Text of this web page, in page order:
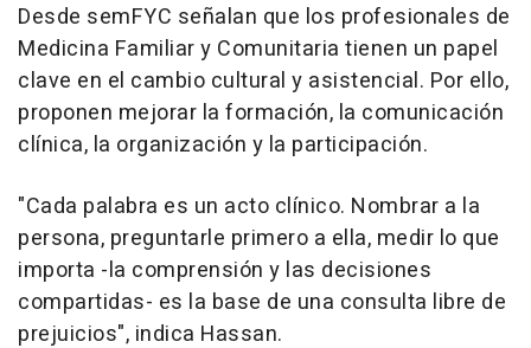
Desde semFYC señalan que los profesionales de
Medicina Familiar y Comunitaria tienen un papel
clave en el cambio cultural y asistencial. Por ello,
proponen mejorar la formación, la comunicación
clínica, la organización y la participación.
"Cada palabra es un acto clínico. Nombrar a la
persona, preguntarle primero a ella, medir lo que
importa -la comprensión y las decisiones
compartidas- es la base de una consulta libre de
prejuicios", indica Hassan.